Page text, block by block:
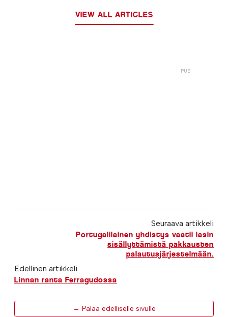
VIEW ALL ARTICLES
Seuraava artikkeli
Portugalilainen yhdistys vaatii lasin
sisällyttämistä pakkausten
palautusjärjestelmään.
Edellinen artikkeli
Linnan ranta Ferragudossa
← Palaa edelliselle sivulle